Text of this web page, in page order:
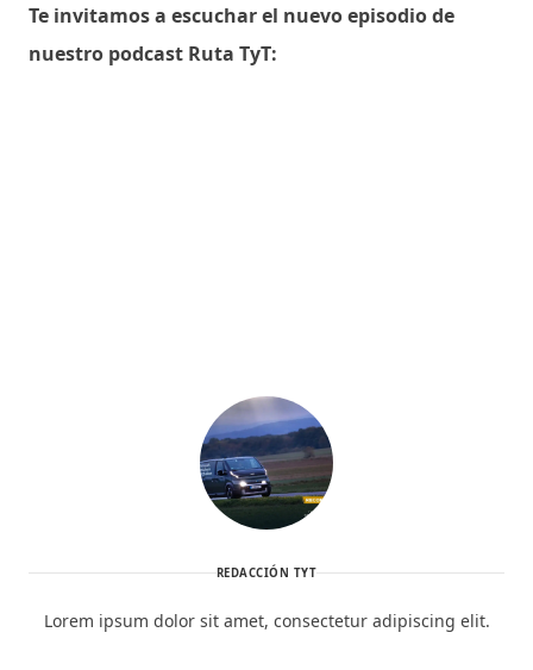
Te invitamos a escuchar el nuevo episodio de
nuestro podcast Ruta TyT:
REDACCIÓN TYT
Lorem ipsum dolor sit amet, consectetur adipiscing elit.